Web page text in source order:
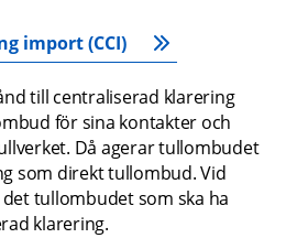
import (CCI)
till centraliserad klarering
för sina kontakter och
Då agerar tullombudet
som direkt tullombud. Vid
tullombudet som ska ha
klarering.